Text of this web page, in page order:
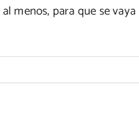
menos, para que se vaya